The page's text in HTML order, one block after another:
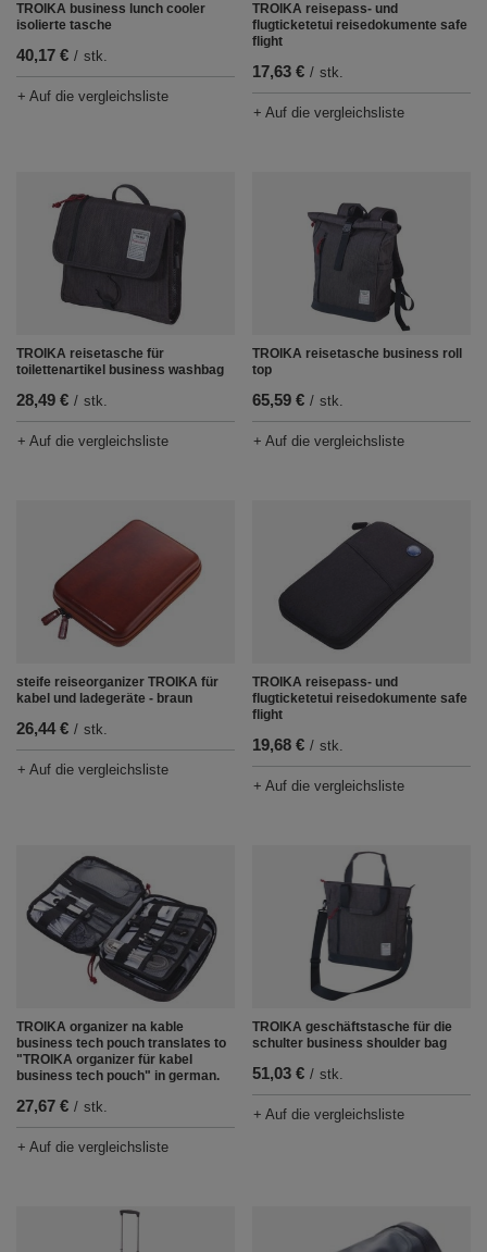
TROIKA business lunch cooler
isolierte tasche
40,17 € / stk.
+ Auf die vergleichsliste
TROIKA reisepass- und
flugticketetui reisedokumente safe
flight
17,63 € / stk.
+ Auf die vergleichsliste
TROIKA reisetasche für
toilettenartikel business washbag
28,49 € / stk.
+ Auf die vergleichsliste
TROIKA reisetasche business roll
top
65,59 € / stk.
+ Auf die vergleichsliste
steife reiseorganizer TROIKA für
kabel und ladegeräte - braun
26,44 € / stk.
+ Auf die vergleichsliste
TROIKA reisepass- und
flugticketetui reisedokumente safe
flight
19,68 € / stk.
+ Auf die vergleichsliste
TROIKA organizer na kable
business tech pouch translates to
"TROIKA organizer für kabel
business tech pouch" in german.
27,67 € / stk.
+ Auf die vergleichsliste
TROIKA geschäftstasche für die
schulter business shoulder bag
51,03 € / stk.
+ Auf die vergleichsliste